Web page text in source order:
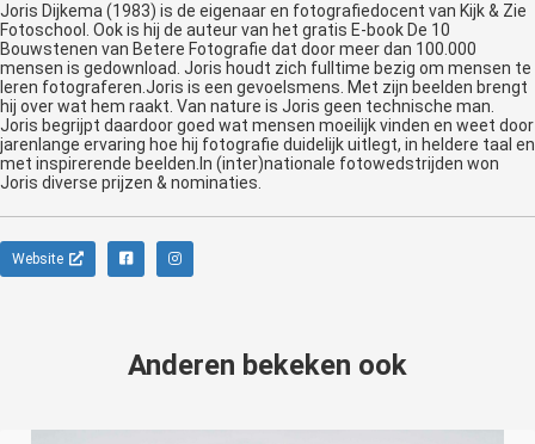
Joris Dijkema (1983) is de eigenaar en fotografiedocent van Kijk & Zie
Fotoschool. Ook is hij de auteur van het gratis E-book De 10
Bouwstenen van Betere Fotografie dat door meer dan 100.000
mensen is gedownload. Joris houdt zich fulltime bezig om mensen te
leren fotograferen.Joris is een gevoelsmens. Met zijn beelden brengt
hij over wat hem raakt. Van nature is Joris geen technische man.
Joris begrijpt daardoor goed wat mensen moeilijk vinden en weet door
jarenlange ervaring hoe hij fotografie duidelijk uitlegt, in heldere taal en
met inspirerende beelden.In (inter)nationale fotowedstrijden won
Joris diverse prijzen & nominaties.
Website
Anderen bekeken ook